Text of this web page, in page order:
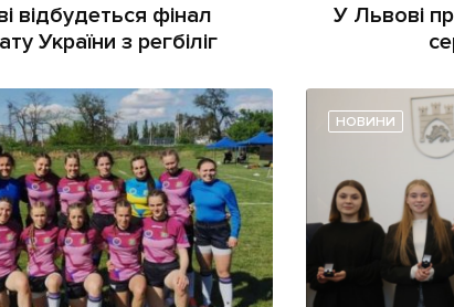
відбудеться фінал
України з регбіліг
У Львові
НОВИНИ